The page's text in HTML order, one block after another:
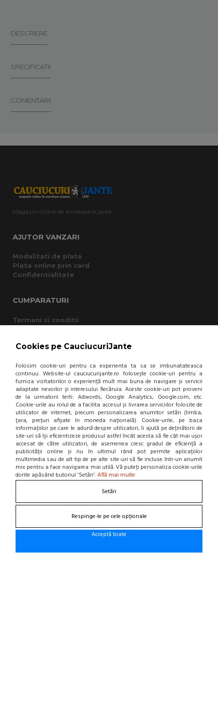
Cookies pe CauciucuriJante
Folosim cookie-uri pentru ca experienta ta sa se imbunatateasca
continuu. Website-ul cauciucurijante.ro folosește cookie-uri pentru a
furniza vizitatorilor o experiență mult mai buna de navigare și servicii
adaptate nevoilor și interesului fiecăruia. Aceste cookie-uri pot proveni
de la urmatorii terti: Adwords, Google Analytics, Google.com, etc.
Cookie-urile au rolul de a facilita accesul și livrarea serviciilor folosite de
utilizator de internet, precum personalizarea anumitor setări (limba,
țara, prețuri afișate în moneda națională). Cookie-urile, pe baza
informațiilor pe care le adună despre utilizatori, îi ajută pe deținătorii de
site-uri să își eficientizeze produsul astfel încât acesta să fie cât mai ușor
accesat de către utilizatori, de asemenea cresc gradul de eficiență a
publicității online și nu în ultimul rând pot permite aplicațiilor
multimedia sau de alt tip de pe alte site-uri să fie incluse într-un anumit
mix pentru a face navigarea mai utilă. Vă puteți personaliza cookie-urile
dorite apăsând butonul 'Setări'.Află mai multe
Setări
Respinge-le pe cele opționale
Acceptă toate
DESCRIERE
SPECIFICATII
COMENTARII
Magazin online de anvelope si jante
AJUTOR VANZARI
Modalitati de plata
Plata online prin card
Confidentialitate
CUMPARATURI
Termeni si conditii
Mod de livrare
Panou de control GDPR
DESPRE NOI
Contact
Home
Locatie punct de lucru
Departamente
NOU! BLOG
Contacteaza-ne
Suna la 0766 182 324, 0766 182 326
office@cauciucurijante.ro